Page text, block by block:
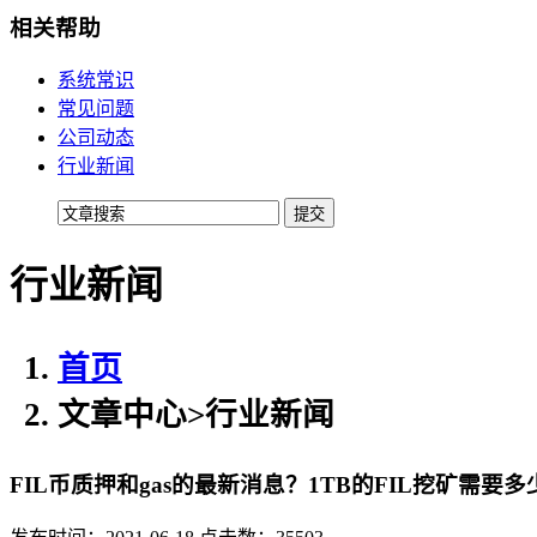
贴心的服务
机柜租用
BGP机柜租用
自建T4级别数据中心
双线机柜租用
电信机柜租用
电信直营数据中心
移动机柜租用
移动T4级数据中心
企业邮局
权威安全认证
相关帮助
系统常识
常见问题
公司动态
行业新闻
行业新闻
首页
文章中心>行业新闻
FIL币质押和gas的最新消息？1TB的FIL挖矿需要多